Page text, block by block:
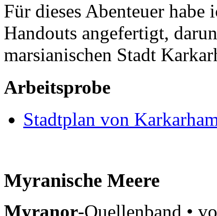
Für dieses Abenteuer habe
Handouts angefertigt,
marsianischen Stadt
Arbeitsprobe
Stadtplan von
Myranische Meere
Myranor-Quellenband •